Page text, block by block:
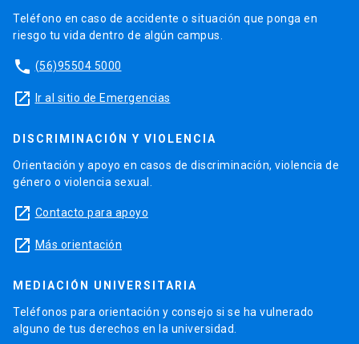
Teléfono en caso de accidente o situación que ponga en
riesgo tu vida dentro de algún campus.
phone (56)95504 5000
launch Ir al sitio de Emergencias
DISCRIMINACIÓN Y VIOLENCIA
Orientación y apoyo en casos de discriminación, violencia de
género o violencia sexual.
launch Contacto para apoyo
launch Más orientación
MEDIACIÓN UNIVERSITARIA
Teléfonos para orientación y consejo si se ha vulnerado
alguno de tus derechos en la universidad.